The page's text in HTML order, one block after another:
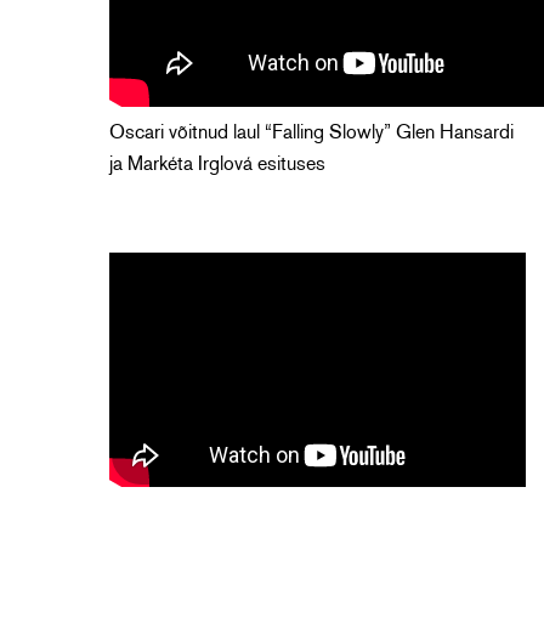
Oscari võitnud laul “Falling Slowly” Glen Hansardi
ja Markéta Irglová esituses